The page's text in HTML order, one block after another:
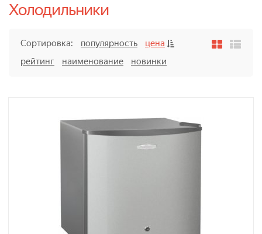
Холодильники
Сортировка: популярность
цена
рейтинг
наименование новинки